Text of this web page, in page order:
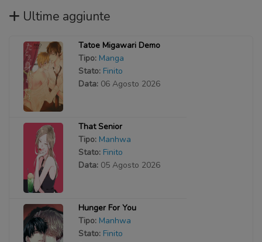
Ultime aggiunte
Tatoe Migawari Demo
Tipo: Manga
Stato: Finito
Data: 06 Agosto 2026
That Senior
Tipo: Manhwa
Stato: Finito
Data: 05 Agosto 2026
Hunger For You
Tipo: Manhwa
Stato: Finito